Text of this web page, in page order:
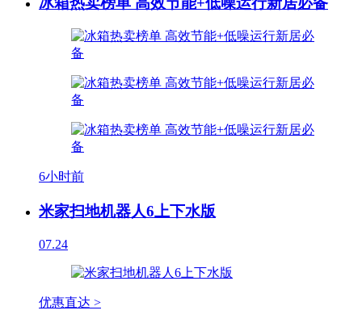
6小时前
米家扫地机器人6上下水版
07.24
优惠直达 >